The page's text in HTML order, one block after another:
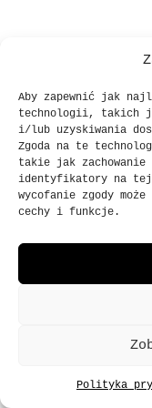
Aby zapewnić jak
technologii, takich
i/lub uzyskiwania
Zgoda na te
takie jak zachowanie
identyfikatory na tej
wycofanie zgody
cechy i funkcje.
Polityka